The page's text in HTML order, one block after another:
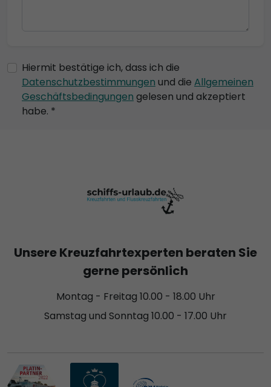
Hiermit bestätige ich, dass ich die
Datenschutzbestimmungen und die Allgemeinen
Geschäftsbedingungen gelesen und akzeptiert
habe. *
Unsere Kreuzfahrtexperten beraten Sie
gerne persönlich
Montag - Freitag 10.00 - 18.00 Uhr
Samstag und Sonntag 10.00 - 17.00 Uhr